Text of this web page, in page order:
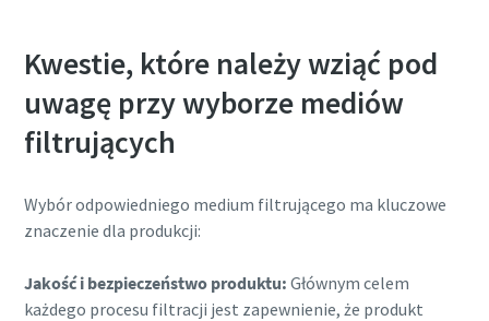
wydajny proces transportu pneumatycznego.
Więcej
Kwestie, które należy wziąć pod
uwagę przy wyborze mediów
filtrujących
Wybór odpowiedniego medium filtrującego ma kluczowe
znaczenie dla produkcji:
Jakość i bezpieczeństwo produktu: Głównym celem
każdego procesu filtracji jest zapewnienie, że produkt